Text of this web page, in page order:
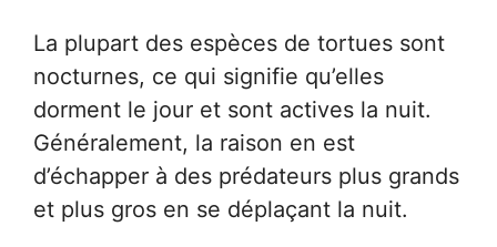
La plupart des espèces de tortues sont
nocturnes, ce qui signifie qu’elles
dorment le jour et sont actives la nuit.
Généralement, la raison en est
d’échapper à des prédateurs plus grands
et plus gros en se déplaçant la nuit.